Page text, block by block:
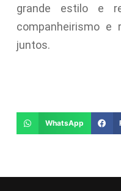
grande estilo e
companheirismo e
juntos.
WhatsApp